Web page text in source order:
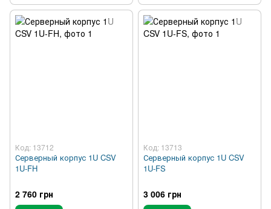
Код: 13712
Серверный корпус 1U CSV
1U-FH
2 760 грн
Код: 13713
Серверный корпус 1U CSV
1U-FS
3 006 грн